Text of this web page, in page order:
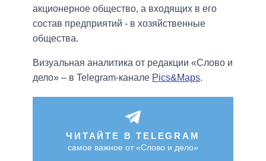
акционерное общество, а входящих в его
состав предприятий - в хозяйственные
общества.
Визуальная аналитика от редакции «Слово и
дело» – в Telegram-канале Pics&Maps.
ЧИТАЙТЕ В TELEGRAM
самое важное от «Слово и дело»